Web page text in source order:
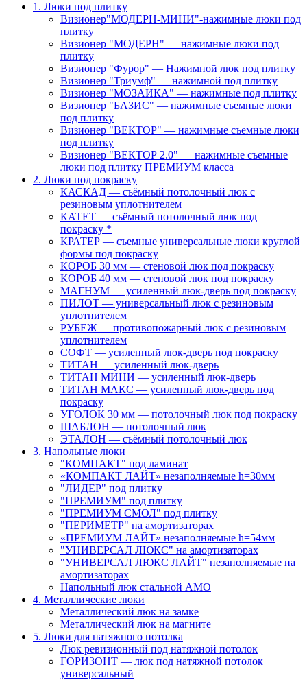
1. Люки под плитку
Визионер"МОДЕРН-МИНИ"-нажимные люки под
плитку
Визионер "МОДЕРН" — нажимные люки под
плитку
Визионер "Фурор" — Нажимной люк под плитку
Визионер "Триумф" — нажимной под плитку
Визионер "МОЗАИКА" — нажимные под плитку
Визионер "БАЗИС" — нажимные съемные люки
под плитку
Визионер "ВЕКТОР" — нажимные съемные люки
под плитку
Визионер "ВЕКТОР 2.0" — нажимные съемные
люки под плитку ПРЕМИУМ класса
2. Люки под покраску
КАСКАД — съёмный потолочный люк с
резиновым уплотнителем
КАТЕТ — съёмный потолочный люк под
покраску *
КРАТЕР — съемные универсальные люки круглой
формы под покраску
КОРОБ 30 мм — стеновой люк под покраску
КОРОБ 40 мм — стеновой люк под покраску
МАГНУМ — усиленный люк-дверь под покраску
ПИЛОТ — универсальный люк с резиновым
уплотнителем
РУБЕЖ — противопожарный люк с резиновым
уплотнителем
СОФТ — усиленный люк-дверь под покраску
ТИТАН — усиленный люк-дверь
ТИТАН МИНИ — усиленный люк-дверь
ТИТАН МАКС — усиленный люк-дверь под
покраску
УГОЛОК 30 мм — потолочный люк под покраску
ШАБЛОН — потолочный люк
ЭТАЛОН — съёмный потолочный люк
3. Напольные люки
"КОМПАКТ" под ламинат
«КОМПАКТ ЛАЙТ» незаполняемые h=30мм
"ЛИДЕР" под плитку
"ПРЕМИУМ" под плитку
"ПРЕМИУМ СМОЛ" под плитку
"ПЕРИМЕТР" на амортизаторах
«ПРЕМИУМ ЛАЙТ» незаполняемые h=54мм
"УНИВЕРСАЛ ЛЮКС" на амортизаторах
"УНИВЕРСАЛ ЛЮКС ЛАЙТ" незаполняемые на
амортизаторах
Напольный люк стальной АМО
4. Металлические люки
Металлический люк на замке
Металлический люк на магните
5. Люки для натяжного потолка
Люк ревизионный под натяжной потолок
ГОРИЗОНТ — люк под натяжной потолок
универсальный